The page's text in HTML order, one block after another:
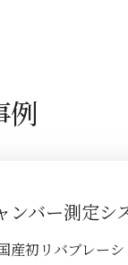
例
ンバー測定シ
産初リバブレー